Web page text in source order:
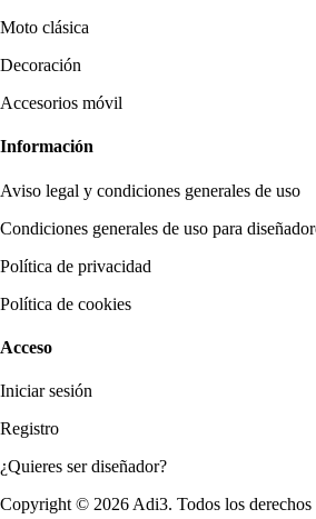
Moto clásica
Decoración
Accesorios móvil
Información
Aviso legal y condiciones generales de uso
Condiciones generales de uso para
Política de privacidad
Política de cookies
Acceso
Iniciar sesión
Registro
¿Quieres ser diseñador?
Copyright © 2026 Adi3. Todos los derechos